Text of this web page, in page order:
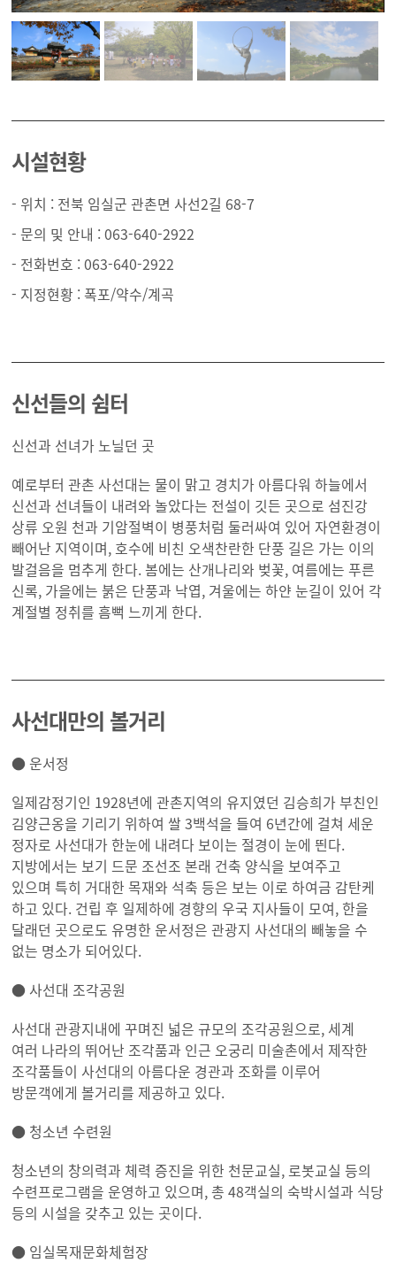
시설현황
- 위치 : 전북 임실군 관촌면 사선2길 68-7
- 문의 및 안내 : 063-640-2922
- 전화번호 : 063-640-2922
- 지정현황 : 폭포/약수/계곡
신선들의 쉼터
신선과 선녀가 노닐던 곳
예로부터 관촌 사선대는 물이 맑고 경치가 아름다워 하늘에서
신선과 선녀들이 내려와 놀았다는 전설이 깃든 곳으로 섬진강
상류 오원 천과 기암절벽이 병풍처럼 둘러싸여 있어 자연환경이
빼어난 지역이며, 호수에 비친 오색찬란한 단풍 길은 가는 이의
발걸음을 멈추게 한다. 봄에는 산개나리와 벚꽃, 여름에는 푸른
신록, 가을에는 붉은 단풍과 낙엽, 겨울에는 하얀 눈길이 있어 각
계절별 정취를 흠뻑 느끼게 한다.
사선대만의 볼거리
● 운서정
일제감정기인 1928년에 관촌지역의 유지였던 김승희가 부친인
김양근옹을 기리기 위하여 쌀 3백석을 들여 6년간에 걸쳐 세운
정자로 사선대가 한눈에 내려다 보이는 절경이 눈에 띈다.
지방에서는 보기 드문 조선조 본래 건축 양식을 보여주고
있으며 특히 거대한 목재와 석축 등은 보는 이로 하여금 감탄케
하고 있다. 건립 후 일제하에 경향의 우국 지사들이 모여, 한을
달래던 곳으로도 유명한 운서정은 관광지 사선대의 빼놓을 수
없는 명소가 되어있다.
● 사선대 조각공원
사선대 관광지내에 꾸며진 넓은 규모의 조각공원으로, 세계
여러 나라의 뛰어난 조각품과 인근 오궁리 미술촌에서 제작한
조각품들이 사선대의 아름다운 경관과 조화를 이루어
방문객에게 볼거리를 제공하고 있다.
● 청소년 수련원
청소년의 창의력과 체력 증진을 위한 천문교실, 로봇교실 등의
수련프로그램을 운영하고 있으며, 총 48객실의 숙박시설과 식당
등의 시설을 갖추고 있는 곳이다.
● 임실목재문화체험장